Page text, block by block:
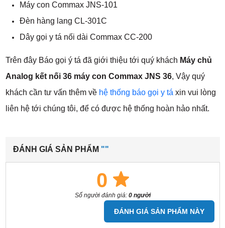
Máy con Commax JNS-101
Đèn hàng lang CL-301C
Dây gọi y tá nối dài Commax CC-200
Trên đây Báo gọi ý tá đã giới thiệu tới quý khách Máy chủ
Analog kết nối 36 máy con Commax JNS 36, Vậy quý
khách cần tư vấn thêm về hệ thống báo gọi y tá xin vui lòng
liên hệ tới chúng tôi, để có được hệ thống hoàn hảo nhất.
ĐÁNH GIÁ SẢN PHẨM ""
0
Số người đánh giá: 0 người
ĐÁNH GIÁ SẢN PHẨM NÀY